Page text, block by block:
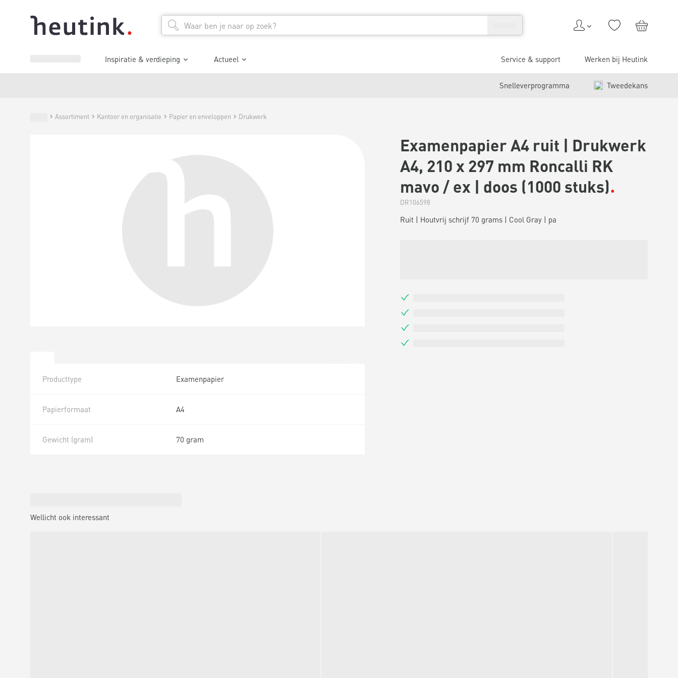
Inspiratie & verdieping Actueel Service & support Werken bij Heutink
Snelleverprogramma Tweedekans
Assortiment Kantoor en organisatie Papier en enveloppen Drukwerk
Examenpapier A4 ruit | Drukwerk
A4, 210 x 297 mm Roncalli RK
mavo / ex | doos (1000 stuks)
DR106598
Ruit | Houtvrij schrijf 70 grams | Cool Gray | pa
Producttype Examenpapier
Papierformaat A4
Gewicht (gram) 70 gram
Wellicht ook interessant